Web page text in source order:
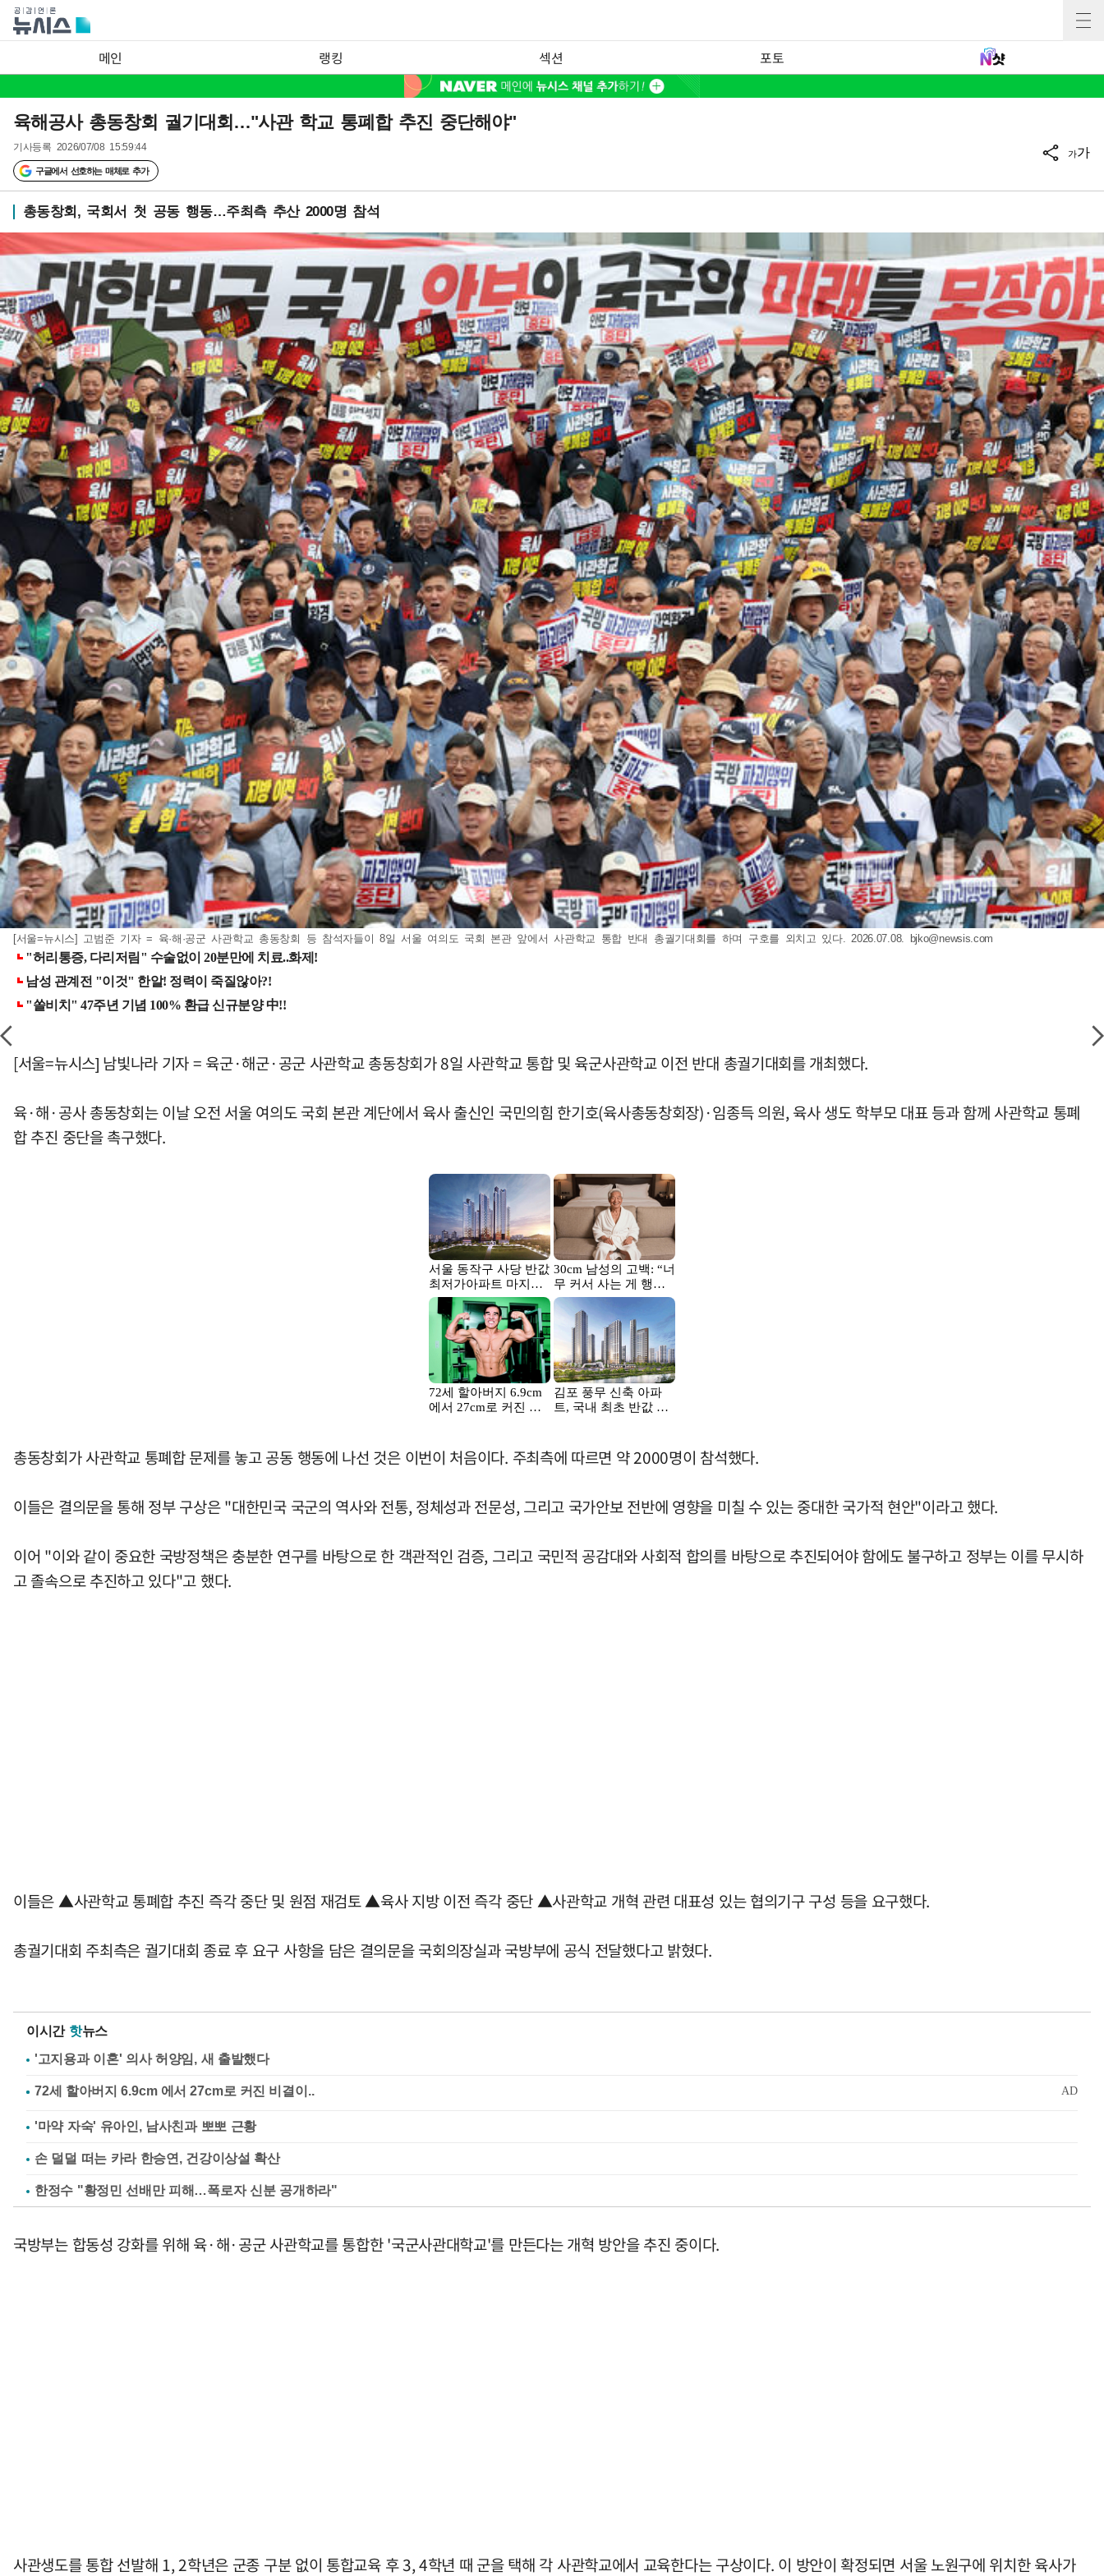
메인 랭킹 섹션 포토
육해공사 총동창회 궐기대회…"사관 학교 통폐합 추진 중단해야"
기사등록 2026/07/08 15:59:44
구글에서 선호하는 매체로 추가
가가
총동창회, 국회서 첫 공동 행동…주최측 추산 2000명 참석
[서울=뉴시스] 고범준 기자 = 육·해·공군 사관학교 총동창회 등 참석자들이 8일 서울 여의도 국회 본관 앞에서 사관학교 통합 반대 총궐기대회를 하며 구호를 외치고 있다. 2026.07.08. bjko@newsis.com
[서울=뉴시스] 남빛나라 기자 = 육군·해군·공군 사관학교 총동창회가 8일 사관학교 통합 및 육군사관학교 이전 반대 총궐기대회를 개최했다.
육·해·공사 총동창회는 이날 오전 서울 여의도 국회 본관 계단에서 육사 출신인 국민의힘 한기호(육사총동창회장)·임종득 의원, 육사 생도 학부모 대표 등과 함께 사관학교 통폐
합 추진 중단을 촉구했다.
총동창회가 사관학교 통폐합 문제를 놓고 공동 행동에 나선 것은 이번이 처음이다. 주최측에 따르면 약 2000명이 참석했다.
이들은 결의문을 통해 정부 구상은 "대한민국 국군의 역사와 전통, 정체성과 전문성, 그리고 국가안보 전반에 영향을 미칠 수 있는 중대한 국가적 현안"이라고 했다.
이어 "이와 같이 중요한 국방정책은 충분한 연구를 바탕으로 한 객관적인 검증, 그리고 국민적 공감대와 사회적 합의를 바탕으로 추진되어야 함에도 불구하고 정부는 이를 무시하
고 졸속으로 추진하고 있다"고 했다.
이들은 ▲사관학교 통폐합 추진 즉각 중단 및 원점 재검토 ▲육사 지방 이전 즉각 중단 ▲사관학교 개혁 관련 대표성 있는 협의기구 구성 등을 요구했다.
총궐기대회 주최측은 궐기대회 종료 후 요구 사항을 담은 결의문을 국회의장실과 국방부에 공식 전달했다고 밝혔다.
이시간 핫뉴스
'고지용과 이혼' 의사 허양임, 새 출발했다
'마약 자숙' 유아인, 남사친과 뽀뽀 근황
손 덜덜 떠는 카라 한승연, 건강이상설 확산
한정수 "황정민 선배만 피해…폭로자 신분 공개하라"
국방부는 합동성 강화를 위해 육·해·공군 사관학교를 통합한 '국군사관대학교'를 만든다는 개혁 방안을 추진 중이다.
사관생도를 통합 선발해 1, 2학년은 군종 구분 없이 통합교육 후 3, 4학년 때 군을 택해 각 사관학교에서 교육한다는 구상이다. 이 방안이 확정되면 서울 노원구에 위치한 육사가